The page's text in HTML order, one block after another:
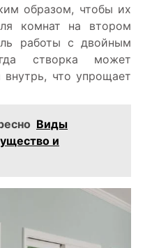
образом, чтобы их
комнат на втором
работы с двойным
створка может
внутрь, что упрощает
Виды
и